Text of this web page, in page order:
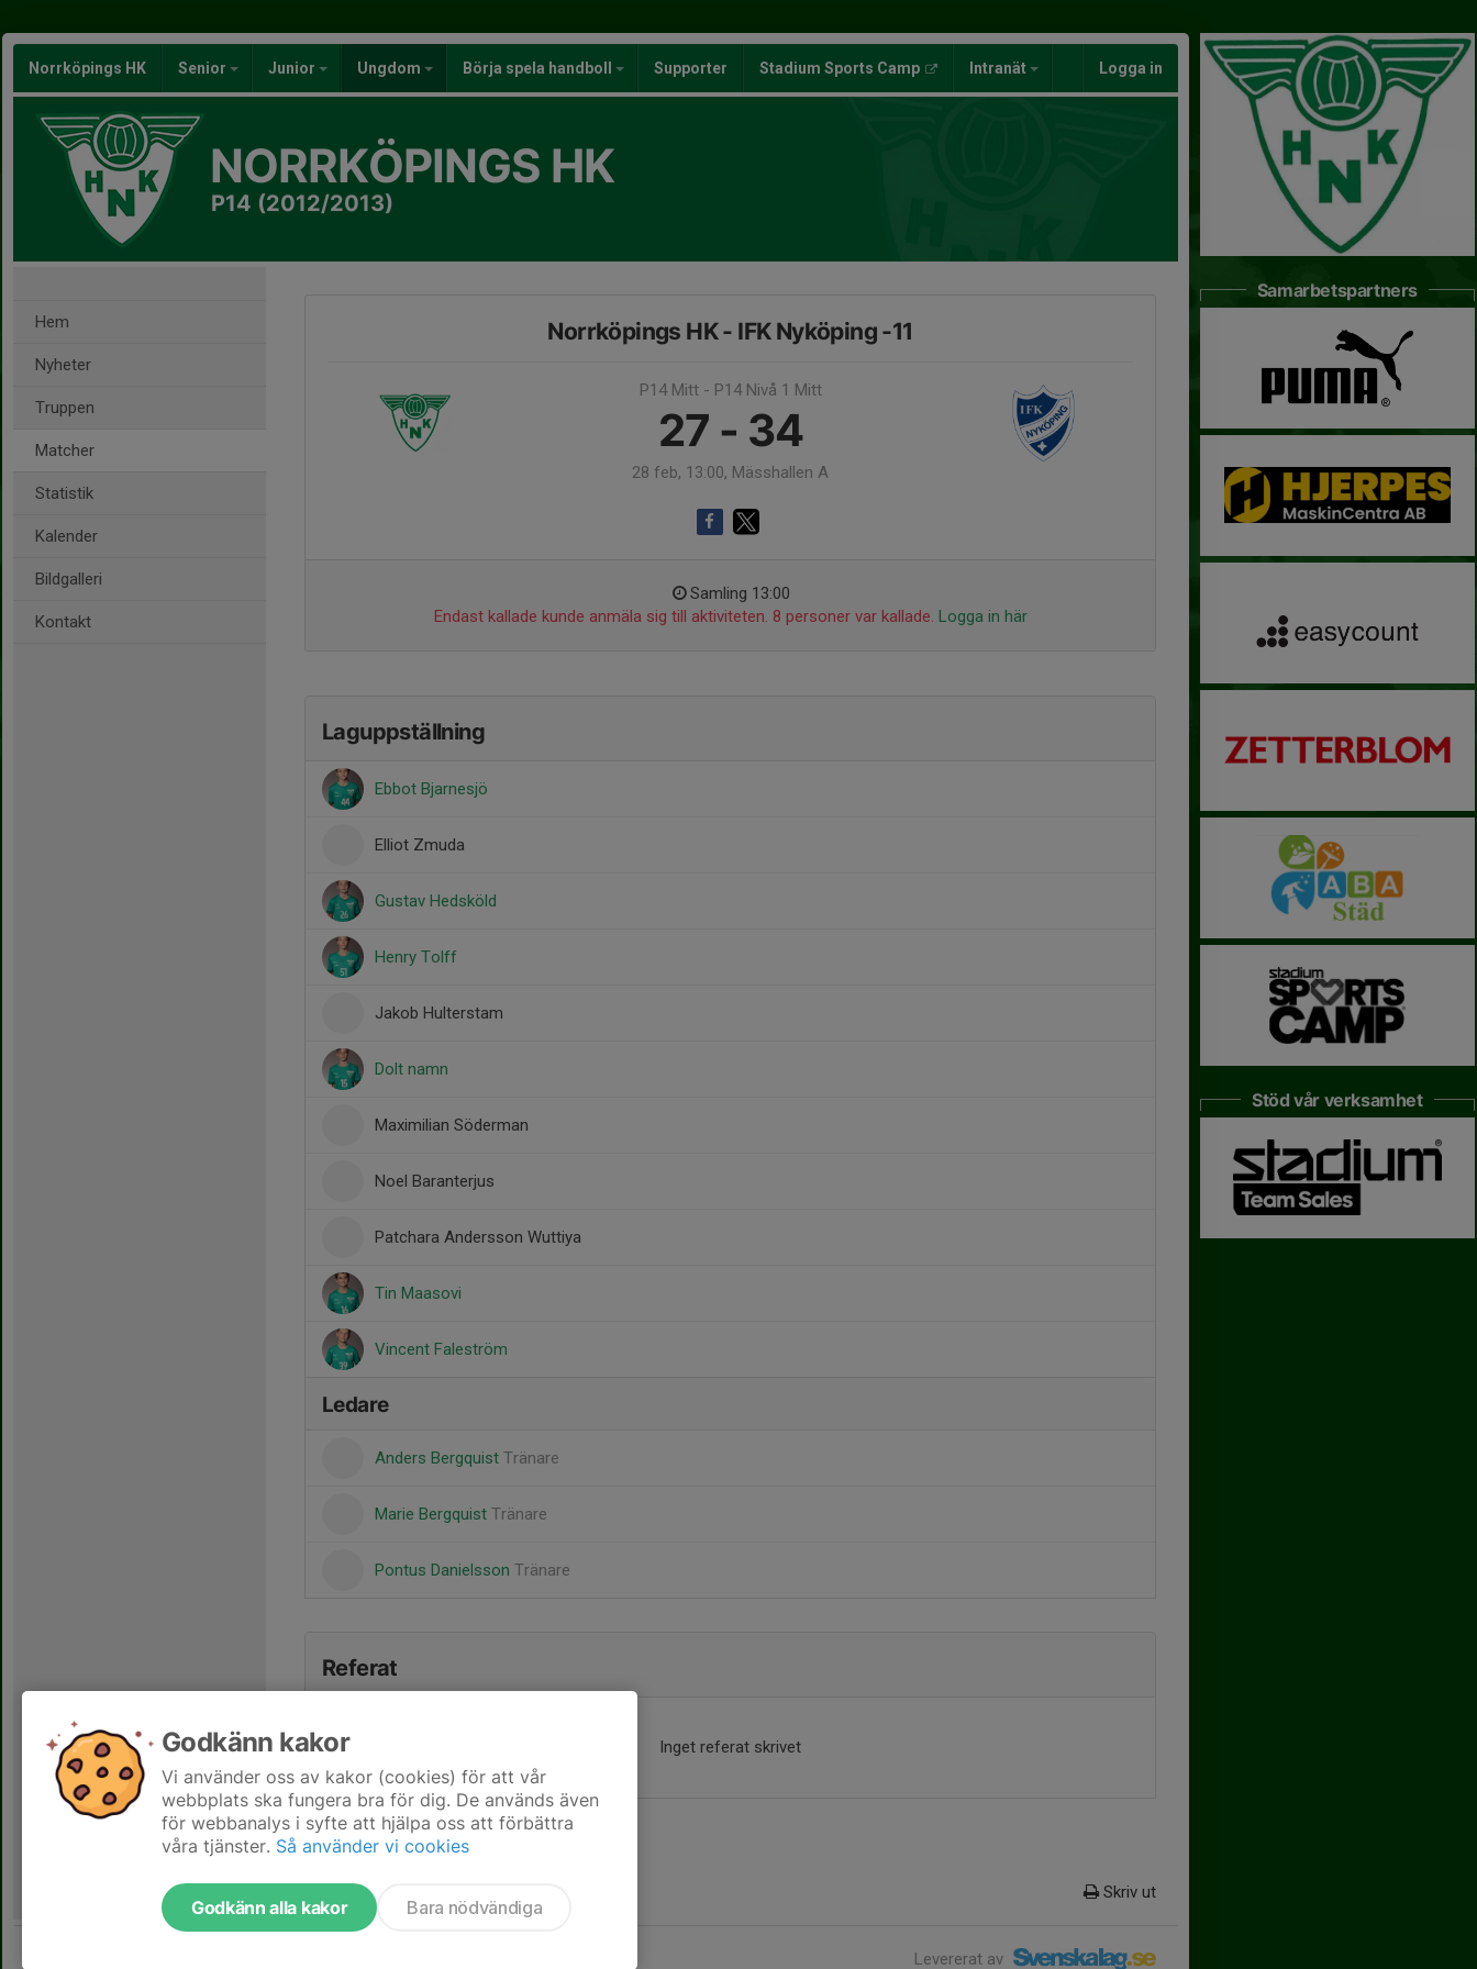
Norrköpings HK Senior Junior Ungdom Börja spela handboll Supporter Stadium Sports Camp Intranät Logga in
NORRKÖPINGS HK
P14 (2012/2013)
Hem
Nyheter
Truppen
Matcher
Statistik
Kalender
Bildgalleri
Kontakt
Norrköpings HK - IFK Nyköping -11
P14 Mitt - P14 Nivå 1 Mitt
27 - 34
28 feb, 13:00, Mässhallen A
Samling 13:00
Endast kallade kunde anmäla sig till aktiviteten. 8 personer var kallade. Logga in här
Laguppställning
Ebbot Bjarnesjö
Elliot Zmuda
Gustav Hedsköld
Henry Tolff
Jakob Hulterstam
Dolt namn
Maximilian Söderman
Noel Baranterjus
Patchara Andersson Wuttiya
Tin Maasovi
Vincent Faleström
Ledare
Anders Bergquist Tränare
Marie Bergquist Tränare
Pontus Danielsson Tränare
Referat
Inget referat skrivet
Skriv ut
Levererat av
Samarbetspartners
Stöd vår verksamhet
Godkänn kakor
Vi använder oss av kakor (cookies) för att vår
webbplats ska fungera bra för dig. De används även
för webbanalys i syfte att hjälpa oss att förbättra
våra tjänster. Så använder vi cookies
Godkänn alla kakor Bara nödvändiga